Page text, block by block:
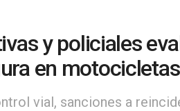
y policiales
en motocicletas
vial, sanciones a